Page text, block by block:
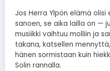
Jos Herra Ylpön elämä
sanoen, se aika lailla on —
musiikki vaihtuu molliin ja
takana, katsellen
hänen sormistaan kuin
Solin rannalla.